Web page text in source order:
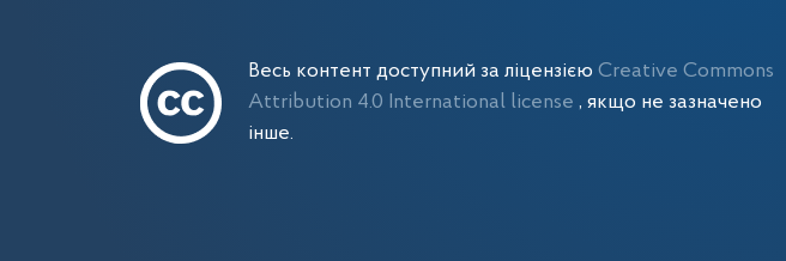
Весь контент доступний за ліцензією Creative Commons
Attribution 4.0 International license , якщо не зазначено
інше.